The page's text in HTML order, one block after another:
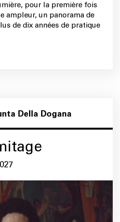
pour la première fois
ampleur, un panorama de
de dix années de pratique
Della Dogana